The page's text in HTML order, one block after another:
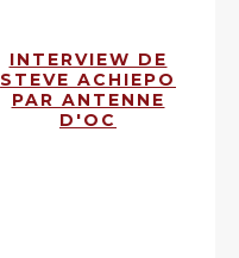
INTERVIEW DE
STEVE ACHIEPO
PAR ANTENNE
D'OC